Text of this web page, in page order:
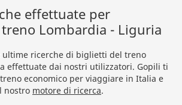
effettuate per
Lombardia - Liguria
ultime ricerche di biglietti del treno
effettuate dai nostri utilizzatori. Gopili ti
economico per viaggiare in Italia e
nostro motore di ricerca.